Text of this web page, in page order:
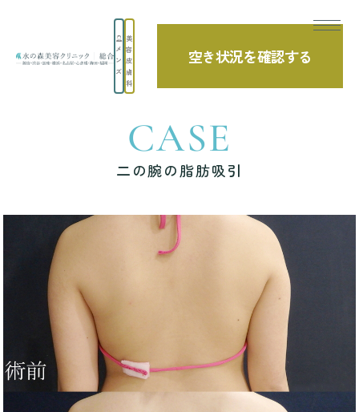
メ
ン
ズ
美
容
皮
膚
科
空き状況を確認する
TOP 症例写真 二の腕の脂肪吸引
CASE
二の腕の脂肪吸引